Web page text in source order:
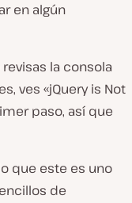
en algún
la consola
ves «jQuery is Not
paso, así que
que este es uno
de